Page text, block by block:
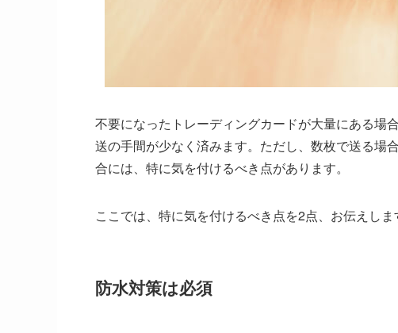
不要になったトレーディングカードが大量にある場
送の手間が少なく済みます。ただし、数枚で送る場
合には、特に気を付けるべき点があります。
ここでは、特に気を付けるべき点を2点、お伝えしま
防水対策は必須